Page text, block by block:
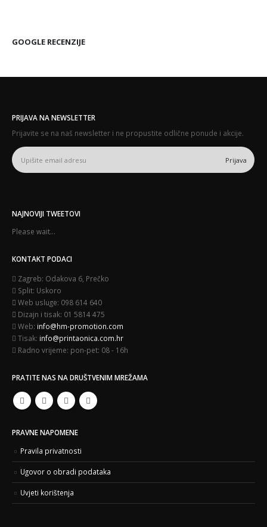
GOOGLE RECENZIJE
PRIJAVA NA NEWSLETTER
Prijavite se na naš newsletter i ne propustite odlične ponude i akcije.
NAJNOVIJI TWEETOVI
Please wait...
KONTAKT PODACI
Zagreb: Odakova 6, Prečko
Split: Uskoro
Web usluge: 098 614 640
Dizajn i tisak: 01 5814 475
Web: info@hm-promotion.com
Tisak: info@printaonica.com.hr
Radno vrijeme: pon-pet: 08 - 16h
PRATITE NAS NA DRUŠTVENIM MREŽAMA
PRAVNE NAPOMENE
Pravila privatnosti
Ugovor o obradi podataka
Uvjeti korištenja